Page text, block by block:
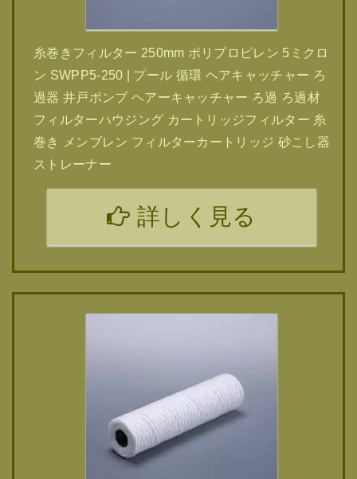
糸巻きフィルター 250mm ポリプロピレン 5ミクロ
ン SWPP5-250 | プール 循環 ヘアキャッチャー ろ
過器 井戸ポンプ ヘアーキャッチャー ろ過 ろ過材
フィルターハウジング カートリッジフィルター 糸
巻き メンブレン フィルターカートリッジ 砂こし器
ストレーナー
詳しく見る